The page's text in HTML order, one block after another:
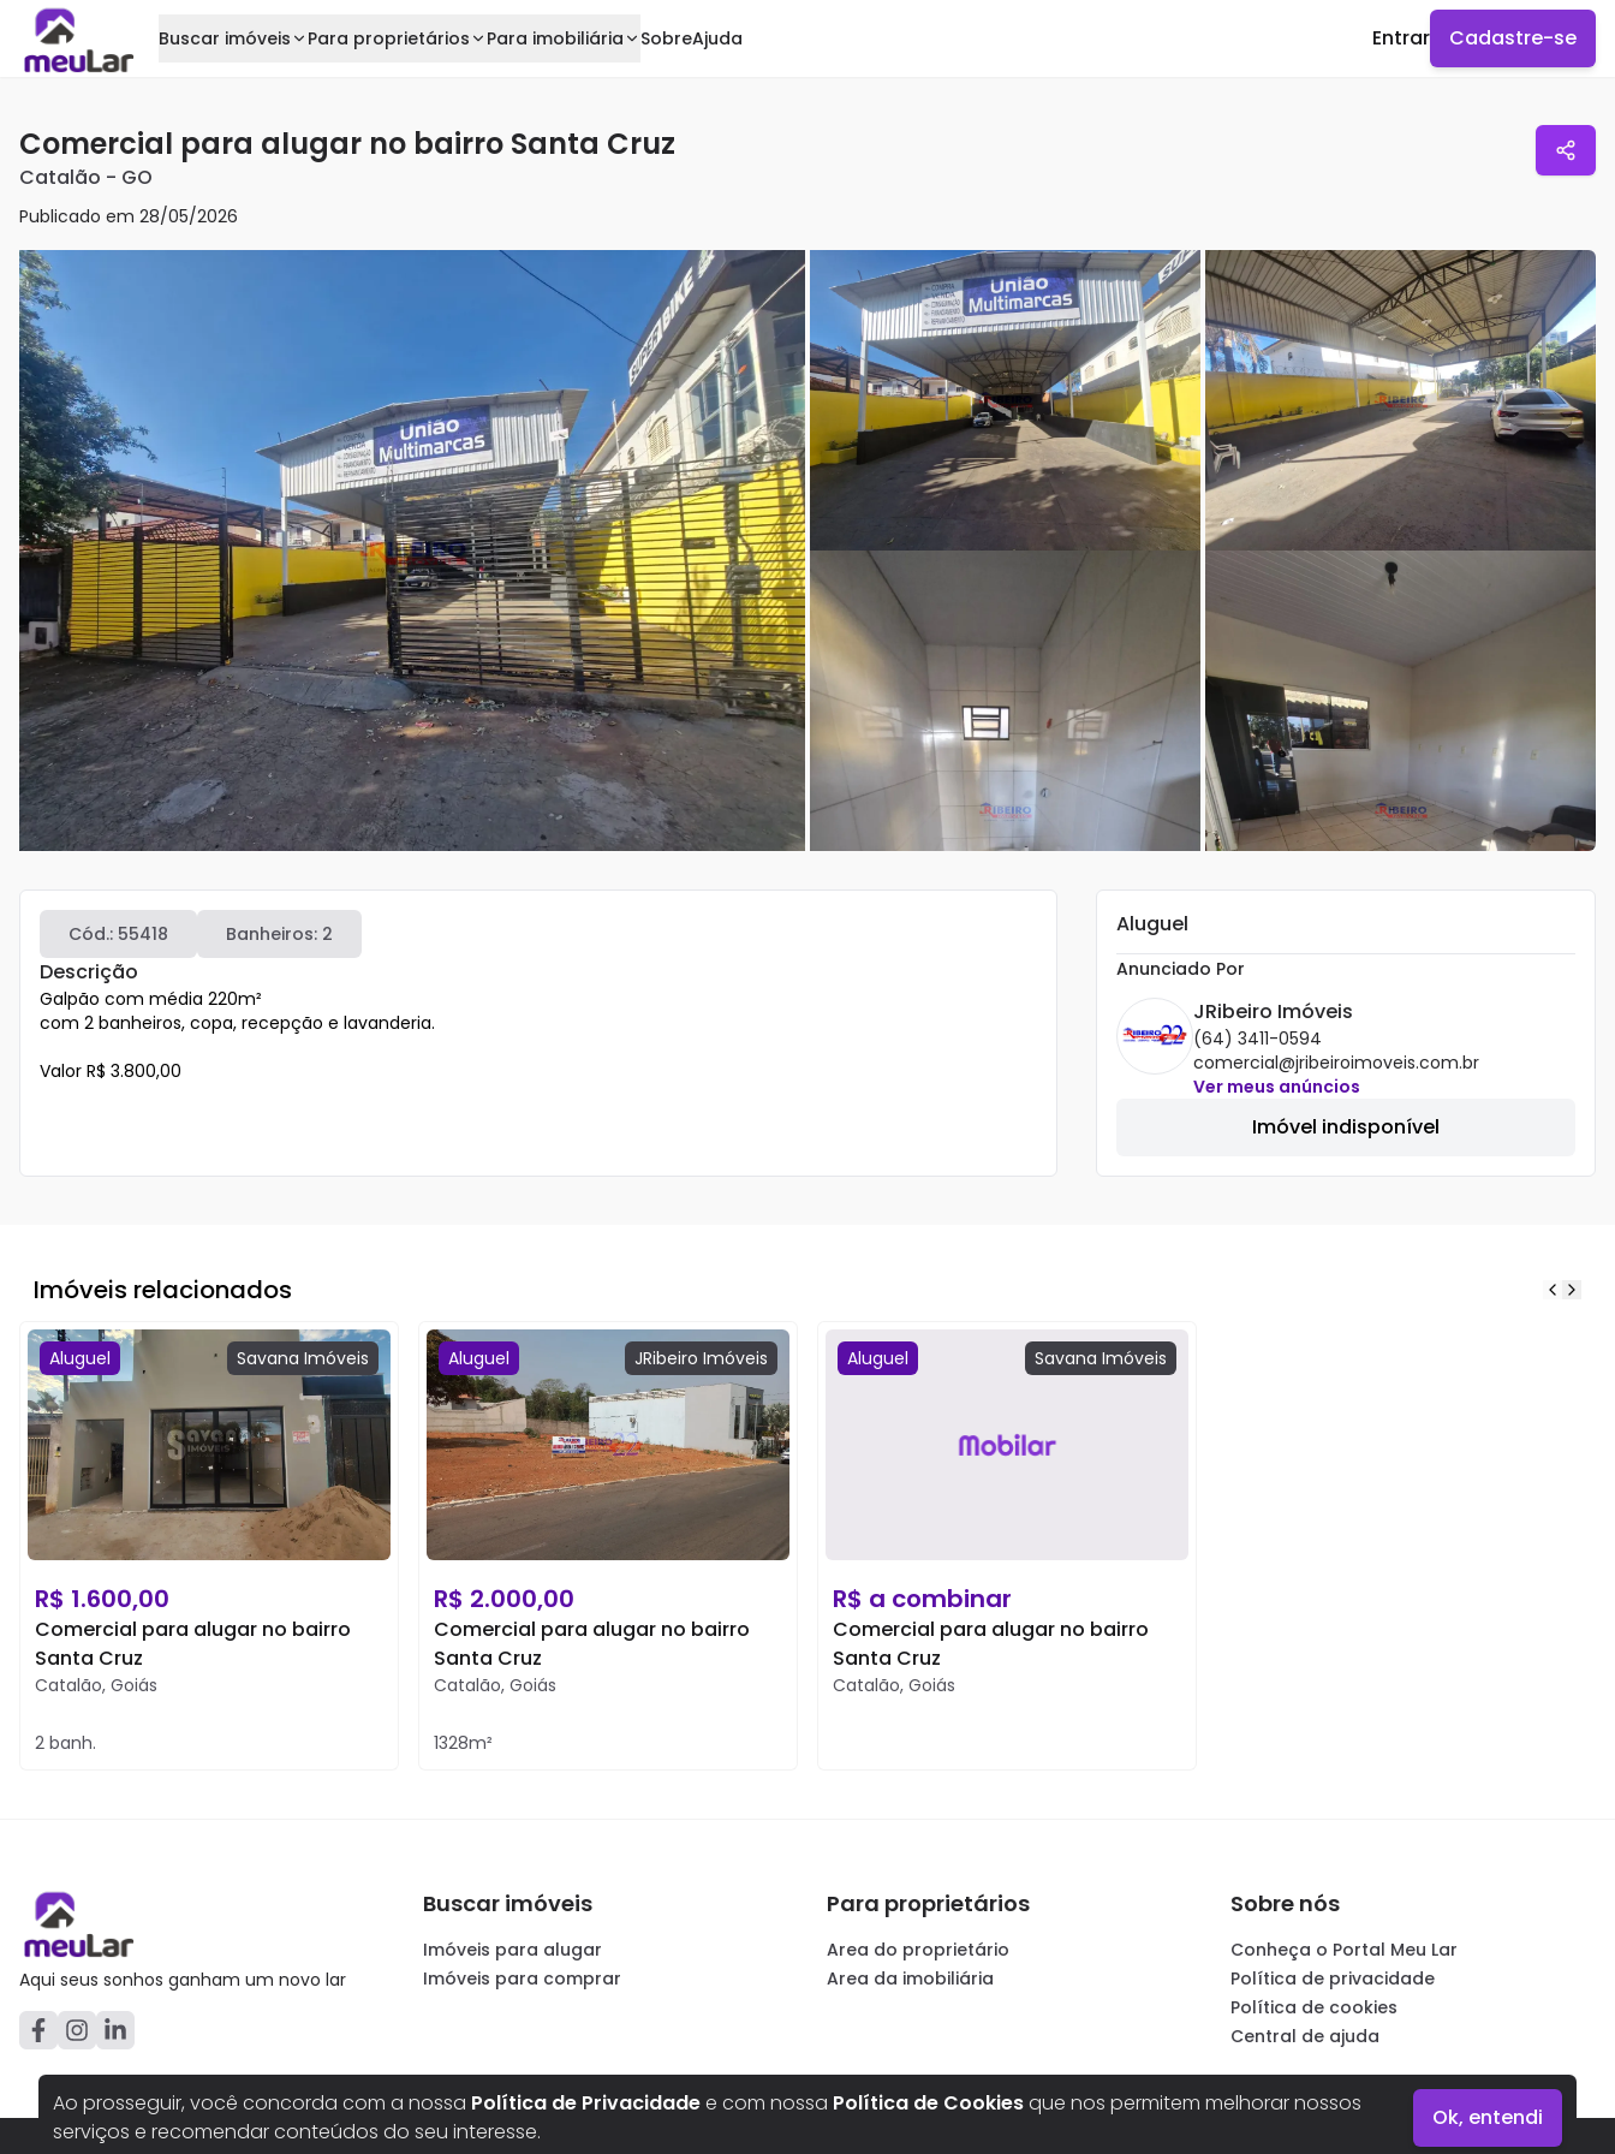
Ao prosseguir, você concorda com a nossa Política de Privacidadee com nossa Política de Cookiesque nos permitem melhorar nossos
serviços e recomendar conteúdos do seu interesse.
Ok, entendi
Buscar imóveis Para proprietários Para imobiliária SobreAjuda Entrar Cadastre-se
Comercial para alugar no bairro Santa Cruz
Catalão - GO
Publicado em 28/05/2026
Cód.: 55418 Banheiros: 2
Descrição
Galpão com média 220m²
com 2 banheiros, copa, recepção e lavanderia.
Valor R$ 3.800,00
Aluguel
Anunciado Por
JRibeiro Imóveis
(64) 3411-0594
comercial@jribeiroimoveis.com.br
Ver meus anúncios
Imóvel indisponível
Aluguel Savana Imóveis
R$ 1.600,00
Comercial para alugar no bairro
Santa Cruz
Catalão, Goiás
2 banh.
Aluguel JRibeiro Imóveis
R$ 2.000,00
Comercial para alugar no bairro
Santa Cruz
Catalão, Goiás
1328m²
Aluguel Savana Imóveis
R$ a combinar
Comercial para alugar no bairro
Santa Cruz
Catalão, Goiás
Imóveis relacionados
Aqui seus sonhos ganham um novo lar
Buscar imóveis
Imóveis para alugar
Imóveis para comprar
Para proprietários
Area do proprietário
Area da imobiliária
Sobre nós
Conheça o Portal Meu Lar
Política de privacidade
Política de cookies
Central de ajuda